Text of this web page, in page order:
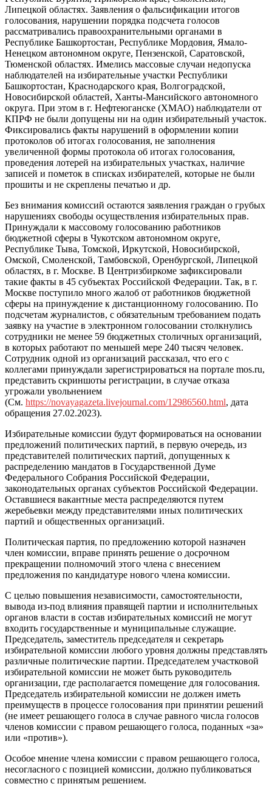
Липецкой областях. Заявления о фальсификации итогов
голосования, нарушении порядка подсчета голосов
рассматривались правоохранительными органами в
Республике Башкортостан, Республике Мордовия, Ямало-
Ненецком автономном округе, Пензенской, Саратовской,
Тюменской областях. Имелись массовые случаи недопуска
наблюдателей на избирательные участки Республики
Башкортостан, Краснодарского края, Волгоградской,
Новосибирской областей, Ханты-Мансийского автономного
округа. При этом в г. Нефтеюганске (ХМАО) наблюдатели от
КПРФ не были допущены ни на один избирательный участок.
Фиксировались факты нарушений в оформлении копии
протоколов об итогах голосования, не заполнения
увеличенной формы протокола об итогах голосования,
проведения лотерей на избирательных участках, наличие
записей и пометок в списках избирателей, которые не были
прошиты и не скреплены печатью и др.
Без внимания комиссий остаются заявления граждан о грубых
нарушениях свободы осуществления избирательных прав.
Принуждали к массовому голосованию работников
бюджетной сферы в Чукотском автономном округе,
Республике Тыва, Томской, Иркутской, Новосибирской,
Омской, Смоленской, Тамбовской, Оренбургской, Липецкой
областях, в г. Москве. В Центризбиркоме зафиксировали
такие факты в 45 субъектах Российской Федерации. Так, в г.
Москве поступило много жалоб от работников бюджетной
сферы на принуждение к дистанционному голосованию. По
подсчетам журналистов, с обязательным требованием подать
заявку на участие в электронном голосовании столкнулись
сотрудники не менее 59 бюджетных столичных организаций,
в которых работают по меньшей мере 240 тысяч человек.
Сотрудник одной из организаций рассказал, что его с
коллегами принуждали зарегистрироваться на портале mos.ru,
представить скриншоты регистрации, в случае отказа
угрожали увольнением
(См. https://novayagazeta.livejournal.com/12986560.html, дата
обращения 27.02.2023).
Избирательные комиссии будут формироваться на основании
предложений политических партий, в первую очередь, из
представителей политических партий, допущенных к
распределению мандатов в Государственной Думе
Федерального Собрания Российской Федерации,
законодательных органах субъектов Российской Федерации.
Оставшиеся вакантные места распределяются путем
жеребьевки между представителями иных политических
партий и общественных организаций.
Политическая партия, по предложению которой назначен
член комиссии, вправе принять решение о досрочном
прекращении полномочий этого члена с внесением
предложения по кандидатуре нового члена комиссии.
С целью повышения независимости, самостоятельности,
вывода из-под влияния правящей партии и исполнительных
органов власти в состав избирательных комиссий не могут
входить государственные и муниципальные служащие.
Председатель, заместитель председателя и секретарь
избирательной комиссии любого уровня должны представлять
различные политические партии. Председателем участковой
избирательной комиссии не может быть руководитель
организации, где располагается помещение для голосования.
Председатель избирательной комиссии не должен иметь
преимуществ в процессе голосования при принятии решений
(не имеет решающего голоса в случае равного числа голосов
членов комиссии с правом решающего голоса, поданных «за»
или «против»).
Особое мнение члена комиссии с правом решающего голоса,
несогласного с позицией комиссии, должно публиковаться
совместно с принятым решением.